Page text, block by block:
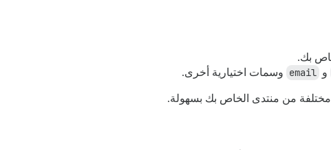
بك.
و email وسمات اختيارية أخرى.
مختلفة من منتدى الخاص بك بسهولة.